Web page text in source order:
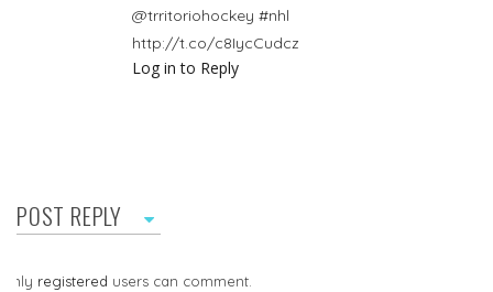
@trritoriohockey #nhl
http://t.co/c8IycCudcz
Log in to Reply
POST REPLY
Only registered users can comment.